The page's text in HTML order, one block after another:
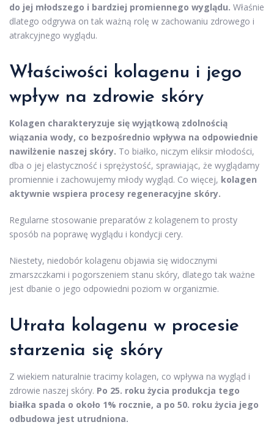
do jej młodszego i bardziej promiennego wyglądu. Właśnie
dlatego odgrywa on tak ważną rolę w zachowaniu zdrowego i
atrakcyjnego wyglądu.
Właściwości kolagenu i jego
wpływ na zdrowie skóry
Kolagen charakteryzuje się wyjątkową zdolnością
wiązania wody, co bezpośrednio wpływa na odpowiednie
nawilżenie naszej skóry. To białko, niczym eliksir młodości,
dba o jej elastyczność i sprężystość, sprawiając, że wyglądamy
promiennie i zachowujemy młody wygląd. Co więcej, kolagen
aktywnie wspiera procesy regeneracyjne skóry.
Regularne stosowanie preparatów z kolagenem to prosty
sposób na poprawę wyglądu i kondycji cery.
Niestety, niedobór kolagenu objawia się widocznymi
zmarszczkami i pogorszeniem stanu skóry, dlatego tak ważne
jest dbanie o jego odpowiedni poziom w organizmie.
Utrata kolagenu w procesie
starzenia się skóry
Z wiekiem naturalnie tracimy kolagen, co wpływa na wygląd i
zdrowie naszej skóry. Po 25. roku życia produkcja tego
białka spada o około 1% rocznie, a po 50. roku życia jego
odbudowa jest utrudniona.